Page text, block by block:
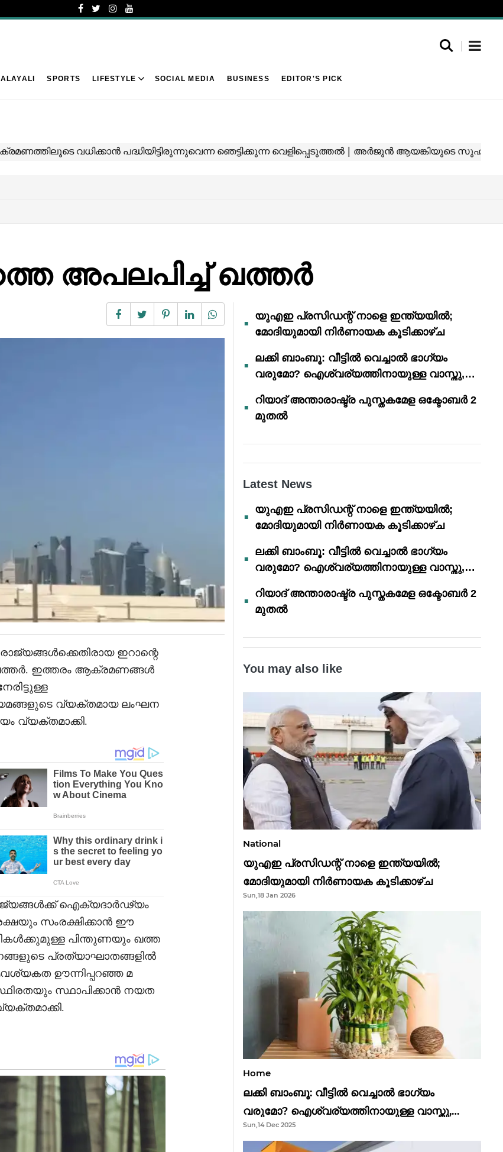
SPORTS LIFESTYLE SOCIAL MEDIA BUSINESS EDITOR'S PICK
അപലപിച്ച് ഖത്തർ
ഇറാന്റെ
ഇത്തരം ആക്രമണങ്ങൾ
വ്യക്തമായ ലംഘന
വ്യക്തമാക്കി.
ഐക്യദാർഢ്യം
സംരക്ഷിക്കാൻ ഈ
പിന്തുണയും ഖത്ത
പ്രത്യാഘാതങ്ങളിൽ
ഊന്നിപ്പറഞ്ഞ മ
സ്ഥാപിക്കാൻ നയത
യുഎഇ പ്രസിഡന്റ് നാളെ ഇന്ത്യയിൽ;
മോദിയുമായി നിർണായക കൂടിക്കാഴ്ച
ലക്കി ബാംബൂ: വീട്ടിൽ വെച്ചാൽ ഭാഗ്യം
വരുമോ? ഐശ്വര്യത്തിനായുള്ള വാസ്തു,
റിയാദ് അന്താരാഷ്ട്ര പുസ്തകമേള ഒക്ടോബർ 2
മുതൽ
Latest News
യുഎഇ പ്രസിഡന്റ് നാളെ ഇന്ത്യയിൽ;
മോദിയുമായി നിർണായക കൂടിക്കാഴ്ച
ലക്കി ബാംബൂ: വീട്ടിൽ വെച്ചാൽ ഭാഗ്യം
വരുമോ? ഐശ്വര്യത്തിനായുള്ള വാസ്തു,
റിയാദ് അന്താരാഷ്ട്ര പുസ്തകമേള ഒക്ടോബർ 2
മുതൽ
You may also like
National
യുഎഇ പ്രസിഡന്റ് നാളെ ഇന്ത്യയിൽ;
മോദിയുമായി നിർണായക കൂടിക്കാഴ്ച
Sun,18 Jan 2026
Home
ലക്കി ബാംബൂ: വീട്ടിൽ വെച്ചാൽ ഭാഗ്യം
വരുമോ? ഐശ്വര്യത്തിനായുള്ള വാസ്തു,
ഫെങ് ഷൂയി വിശ്വാസങ്ങൾ
Sun,14 Dec 2025